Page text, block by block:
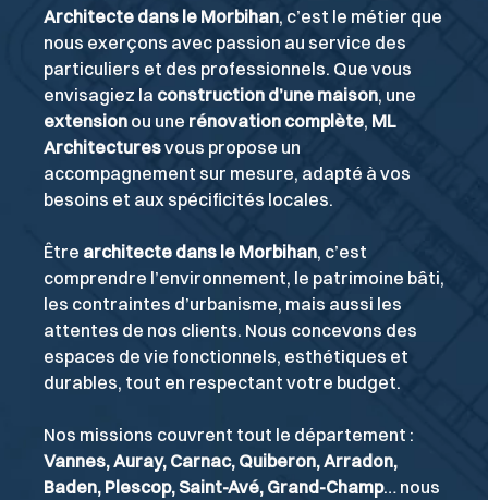
Architecte dans le Morbihan, c’est le métier que
nous exerçons avec passion au service des
particuliers et des professionnels. Que vous
envisagiez la construction d’une maison, une
extension ou une rénovation complète, ML
Architecturesvous propose un
accompagnement sur mesure, adapté à vos
besoins et aux spécificités locales.
Être architecte dans le Morbihan, c’est
comprendre l’environnement, le patrimoine bâti,
les contraintes d’urbanisme, mais aussi les
attentes de nos clients. Nous concevons des
espaces de vie fonctionnels, esthétiques et
durables, tout en respectant votre budget.
Nos missions couvrent tout le département :
Vannes, Auray, Carnac, Quiberon, Arradon,
Baden, Plescop, Saint-Avé, Grand-Champ… nous